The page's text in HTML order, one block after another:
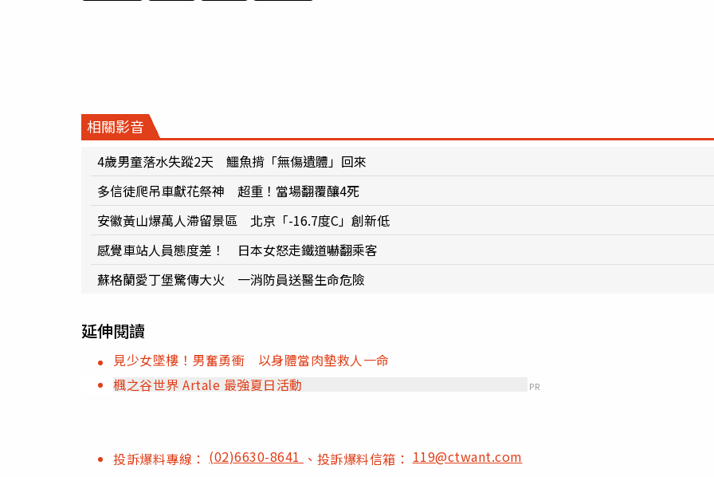
相關影音
4歲男童落水失蹤2天 鱷魚揹「無傷遺體」回來
多信徒爬吊車獻花祭神 超重！當場翻覆釀4死
安徽黃山爆萬人滯留景區 北京「-16.7度C」創新低
感覺車站人員態度差！ 日本女怒走鐵道嚇翻乘客
蘇格蘭愛丁堡驚傳大火 一消防員送醫生命危險
延伸閱讀
見少女墜樓！男奮勇衝 以身體當肉墊救人一命
楓之谷世界 Artale 最強夏日活動
PR
投訴爆料專線： (02)6630-8641 、投訴爆料信箱：119@ctwant.com